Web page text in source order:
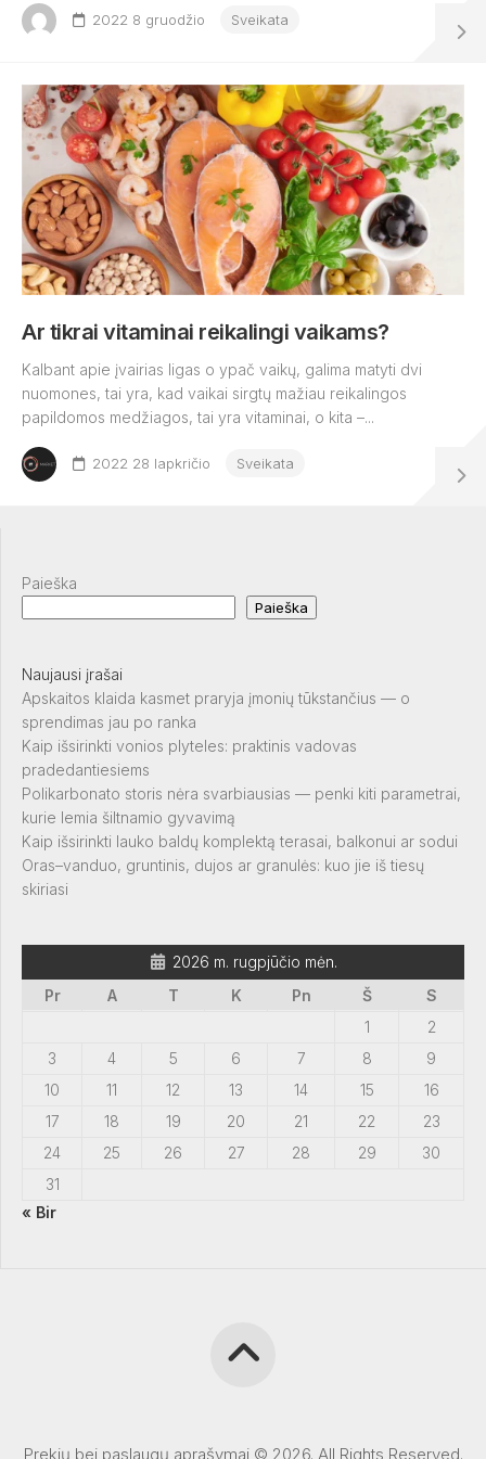
2022 8 gruodžio Sveikata
Ar tikrai vitaminai reikalingi vaikams?
Kalbant apie įvairias ligas o ypač vaikų, galima matyti dvi
nuomones, tai yra, kad vaikai sirgtų mažiau reikalingos
papildomos medžiagos, tai yra vitaminai, o kita –...
2022 28 lapkričio Sveikata
Paieška
Paieška
Naujausi įrašai
Apskaitos klaida kasmet praryja įmonių tūkstančius — o
sprendimas jau po ranka
Kaip išsirinkti vonios plyteles: praktinis vadovas
pradedantiesiems
Polikarbonato storis nėra svarbiausias — penki kiti parametrai,
kurie lemia šiltnamio gyvavimą
Kaip išsirinkti lauko baldų komplektą terasai, balkonui ar sodui
Oras–vanduo, gruntinis, dujos ar granulės: kuo jie iš tiesų
skiriasi
2026 m. rugpjūčio mėn.
Pr
A T K Pn Š
S
1
2
3
4 5 6 7 8
9
10
11 12 13 14 15
16
17
18 19 20 21 22
23
24
25 26 27 28 29
30
31
« Bir
Prekių bei paslaugų aprašymai © 2026. All Rights Reserved.